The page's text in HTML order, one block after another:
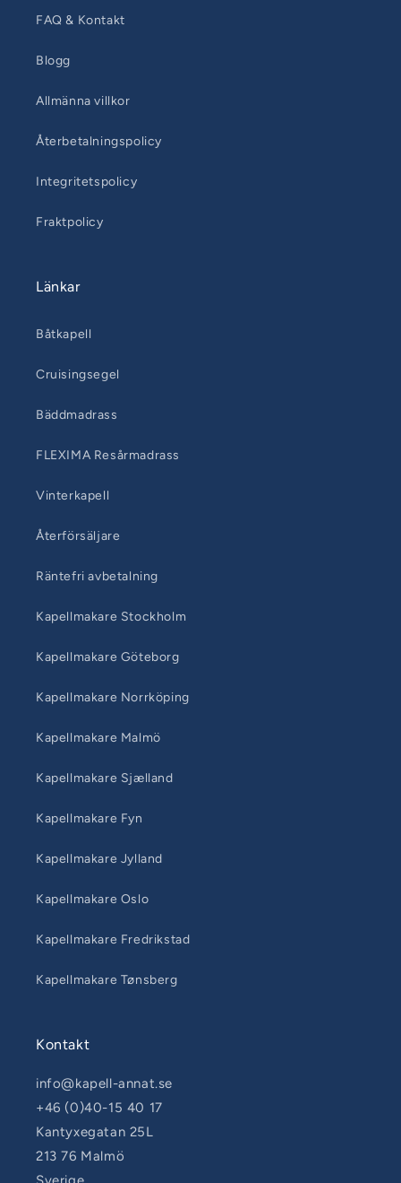
FAQ & Kontakt
Blogg
Allmänna villkor
Återbetalningspolicy
Integritetspolicy
Fraktpolicy
Länkar
Båtkapell
Cruisingsegel
Bäddmadrass
FLEXIMA Resårmadrass
Vinterkapell
Återförsäljare
Räntefri avbetalning
Kapellmakare Stockholm
Kapellmakare Göteborg
Kapellmakare Norrköping
Kapellmakare Malmö
Kapellmakare Sjælland
Kapellmakare Fyn
Kapellmakare Jylland
Kapellmakare Oslo
Kapellmakare Fredrikstad
Kapellmakare Tønsberg
Kontakt
info@kapell-annat.se
+46 (0)40-15 40 17
Kantyxegatan 25L
213 76 Malmö